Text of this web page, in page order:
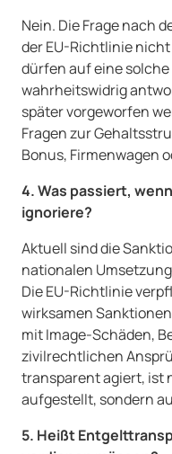
Nein. Die Frage nach
der EU-Richtlinie
dürfen auf eine
wahrheitswidrig
später vorgeworfen
Fragen zur
Bonus, Firmenwagen
4. Was passiert,
ignoriere?
Aktuell sind die
nationalen
Die EU-Richtlinie
wirksamen
mit Image-Schäden,
zivilrechtlichen
transparent agiert, ist
aufgestellt, sondern
5. Heißt